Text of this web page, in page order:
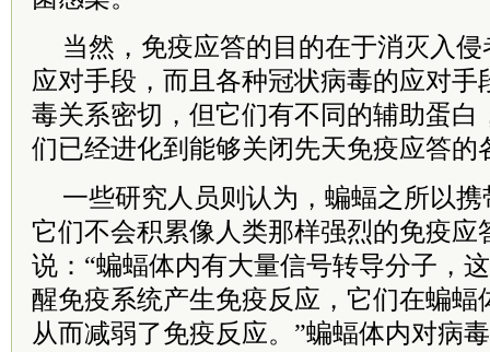
当然，免疫应答的目的在于消灭入
应对手段，而且各种冠状病毒的应对手
毒关系密切，但它们有不同的辅助蛋白
们已经进化到能够关闭先天免疫应答的
一些研究人员则认为，蝙蝠之所以
它们不会积累像人类那样强烈的免疫应
说：“蝙蝠体内有大量信号转导分子，
醒免疫系统产生免疫反应，它们在蝙蝠
从而减弱了免疫反应。”蝙蝠体内对病